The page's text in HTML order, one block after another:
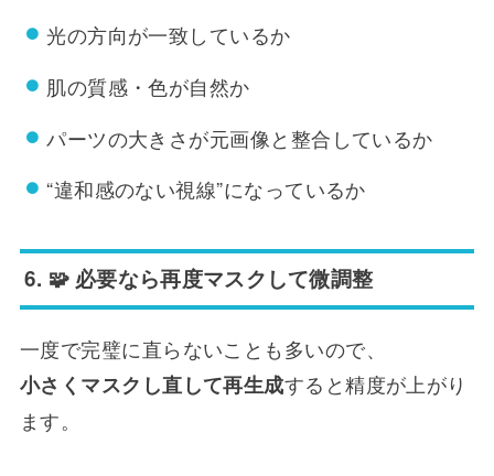
光の方向が一致しているか
肌の質感・色が自然か
パーツの大きさが元画像と整合しているか
“違和感のない視線”になっているか
6. 🧩 必要なら再度マスクして微調整
一度で完璧に直らないことも多いので、
小さくマスクし直して再生成すると精度が上がり
ます。